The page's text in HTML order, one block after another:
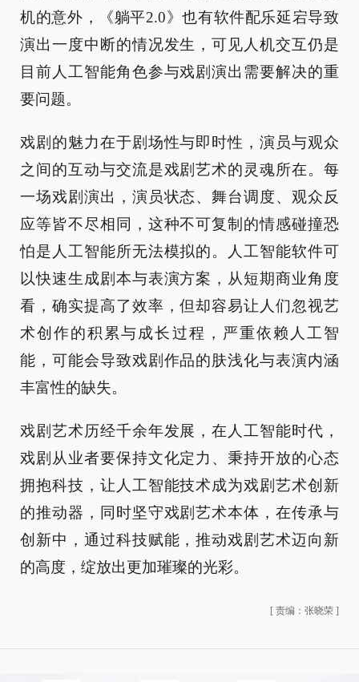
机的意外，《躺平2.0》也有软件配乐延宕导致
演出一度中断的情况发生，可见人机交互仍是
目前人工智能角色参与戏剧演出需要解决的重
要问题。
戏剧的魅力在于剧场性与即时性，演员与观众
之间的互动与交流是戏剧艺术的灵魂所在。每
一场戏剧演出，演员状态、舞台调度、观众反
应等皆不尽相同，这种不可复制的情感碰撞恐
怕是人工智能所无法模拟的。人工智能软件可
以快速生成剧本与表演方案，从短期商业角度
看，确实提高了效率，但却容易让人们忽视艺
术创作的积累与成长过程，严重依赖人工智
能，可能会导致戏剧作品的肤浅化与表演内涵
丰富性的缺失。
戏剧艺术历经千余年发展，在人工智能时代，
戏剧从业者要保持文化定力、秉持开放的心态
拥抱科技，让人工智能技术成为戏剧艺术创新
的推动器，同时坚守戏剧艺术本体，在传承与
创新中，通过科技赋能，推动戏剧艺术迈向新
的高度，绽放出更加璀璨的光彩。
[ 责编：张晓荣 ]